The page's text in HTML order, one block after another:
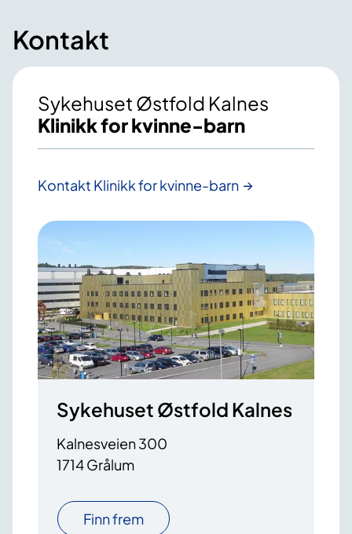
Kontakt
Sykehuset Østfold Kalnes
Klinikk for kvinne-barn
Kontakt Klinikk for kvinne-barn
Sykehuset Østfold Kalnes
Kalnesveien 300
1714 Grålum
Finn frem